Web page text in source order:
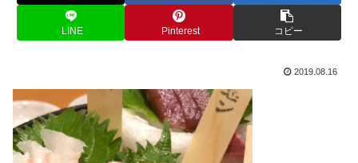
LINE Pinterest コピー
2019.08.16